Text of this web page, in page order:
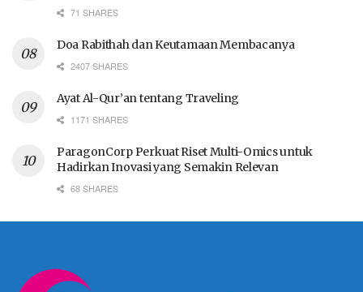
71 SHARES
Doa Rabithah dan Keutamaan Membacanya
2407 SHARES
Ayat Al-Qur’an tentang Traveling
1171 SHARES
ParagonCorp Perkuat Riset Multi-Omics untuk
Hadirkan Inovasi yang Semakin Relevan
68 SHARES